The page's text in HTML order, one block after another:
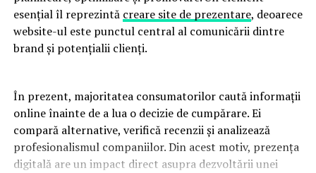
esențial îl reprezintă creare site de prezentare, deoarece
website-ul este punctul central al comunicării dintre
brand și potențialii clienți.
În prezent, majoritatea consumatorilor caută informații
online înainte de a lua o decizie de cumpărare. Ei
compară alternative, verifică recenzii și analizează
profesionalismul companiilor. Din acest motiv, prezența
digitală are un impact direct asupra dezvoltării unei